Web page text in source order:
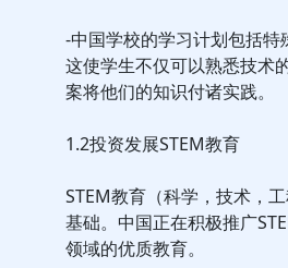
-中国学校的学习计划包括特
这使学生不仅可以熟悉技术
案将他们的知识付诸实践。
1.2投资发展STEM教育
STEM教育（科学，技术，
基础。中国正在积极推广
领域的优质教育。